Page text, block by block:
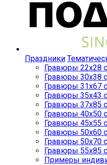
Праздники
Гравюры 22x28
Гравюры 30x38
Гравюры 31x67
Гравюры 35x43
Гравюры 37x85
Гравюры 40x50
Гравюры 45x55
Гравюры 50x60
Гравюры 50x70
Гравюры 55x85
Примеры